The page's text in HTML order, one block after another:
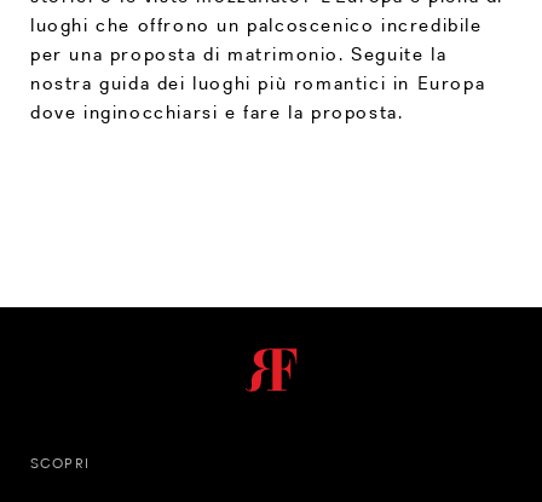
luoghi che offrono un palcoscenico incredibile
per una proposta di matrimonio. Seguite la
nostra guida dei luoghi più romantici in Europa
dove inginocchiarsi e fare la proposta.
SCOPRI